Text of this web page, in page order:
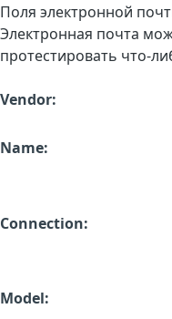
Поля электронной
Электронная почта
протестировать что-
Vendor:
Name:
Connection:
Model: